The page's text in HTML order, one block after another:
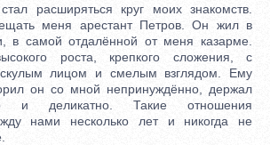
расширяться круг моих знакомств.
меня арестант Петров. Он жил в
в самой отдалённой от меня казарме.
роста, крепкого сложения, с
лицом и смелым взглядом. Ему
он со мной непринуждённо, держал
и деликатно. Такие отношения
нами несколько лет и никогда не